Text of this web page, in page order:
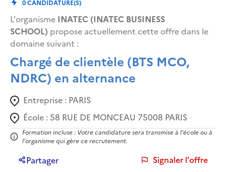
0CANDIDATURE(S)
L'organisme INATEC (INATEC BUSINESS
SCHOOL) propose actuellement cette offre dans le
domaine suivant :
Chargé de clientèle (BTS MCO,
NDRC) en alternance
Entreprise : PARIS
École : 58 RUE DE MONCEAU 75008 PARIS
Formation incluse : Votre candidature sera transmise à l'école ou à
l'organisme qui gère ce recrutement.
Partager Signaler l'offre